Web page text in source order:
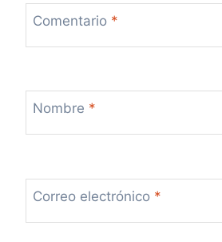
Comentario *
Nombre *
Correo electrónico *